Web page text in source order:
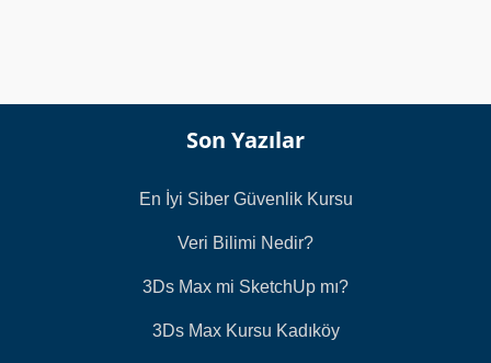
Son Yazılar
En İyi Siber Güvenlik Kursu
Veri Bilimi Nedir?
3Ds Max mi SketchUp mı?
3Ds Max Kursu Kadıköy